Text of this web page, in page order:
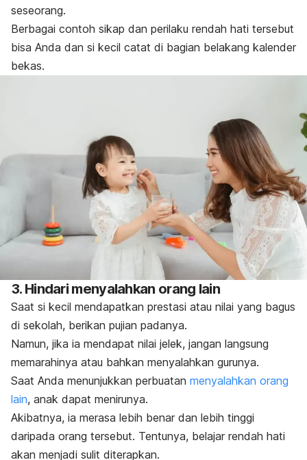
seseorang.
Berbagai contoh sikap dan perilaku rendah hati tersebut
bisa Anda dan si kecil catat di bagian belakang kalender
bekas.
3. Hindari menyalahkan orang lain
Saat si kecil mendapatkan prestasi atau nilai yang bagus
di sekolah, berikan pujian padanya.
Namun, jika ia mendapat nilai jelek, jangan langsung
memarahinya atau bahkan menyalahkan gurunya.
Saat Anda menunjukkan perbuatan menyalahkan orang
lain, anak dapat menirunya.
Akibatnya, ia merasa lebih benar dan lebih tinggi
daripada orang tersebut. Tentunya, belajar rendah hati
akan menjadi sulit diterapkan.